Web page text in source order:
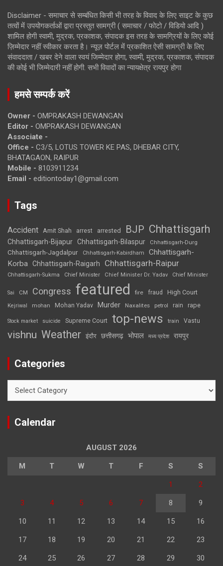
Disclaimer - समाचार से सम्बंधित किसी भी तरह के विवाद के लिए साइट के कुछ
तत्वों में उपयोगकर्ताओं द्वारा प्रस्तुत सामग्री ( समाचार / फोटो / विडियो आदि )
शामिल होगी स्वामी, मुद्रक, प्रकाशक, संपादक इस तरह के सामग्रियों के लिए कोई
ज़िम्मेदार नहीं स्वीकार करता है। न्यूज़ पोर्टल में प्रकाशित ऐसी सामग्री के लिए
संवाददाता / खबर देने वाला स्वयं जिम्मेदार होगा, स्वामी, मुद्रक, प्रकाशक, संपादक
की कोई भी जिम्मेदारी नहीं होगी. सभी विवादों का न्यायक्षेत्र रायपुर होगा
हमसे सम्पर्क करें
Owner - OMPRAKASH DEWANGAN
Editor - OMPRAKASH DEWANGAN
Associate -
Office - C3/5, LOTUS TOWER KE PAS, DHEBAR CITY,
BHATAGAON, RAIPUR
Mobile - 8103911234
Email - editiontoday1@gmail.com
Tags
Accident Amit Shah arrest arrested BJP Chhattisgarh
Chhattisgarh-Bijapur Chhattisgarh-Bilaspur Chhattisgarh-Durg
Chhattisgarh-Jagdalpur Chhattisgarh-Kabirdham
Chhattisgarh-
Korba Chhattisgarh-Raigarh Chhattisgarh-Raipur
Chhattisgarh-Sukma Chief Minister Chief Minister Dr. Yadav Chief Minister
Sai CM Congress featured fire fraud High Court
Kejriwal mohan Mohan Yadav Murder Naxalites petrol rain rape
Stock market suicide Supreme Court top-news train Vastu
vishnu Weather इंदौर छत्तीसगढ़ भोपाल मध्य प्रदेश रायपुर
Categories
Calendar
AUGUST 2026
M T W T F S S
1 2
3 4 5 6 7 8 9
10 11 12 13 14 15 16
17 18 19 20 21 22 23
24 25 26 27 28 29 30